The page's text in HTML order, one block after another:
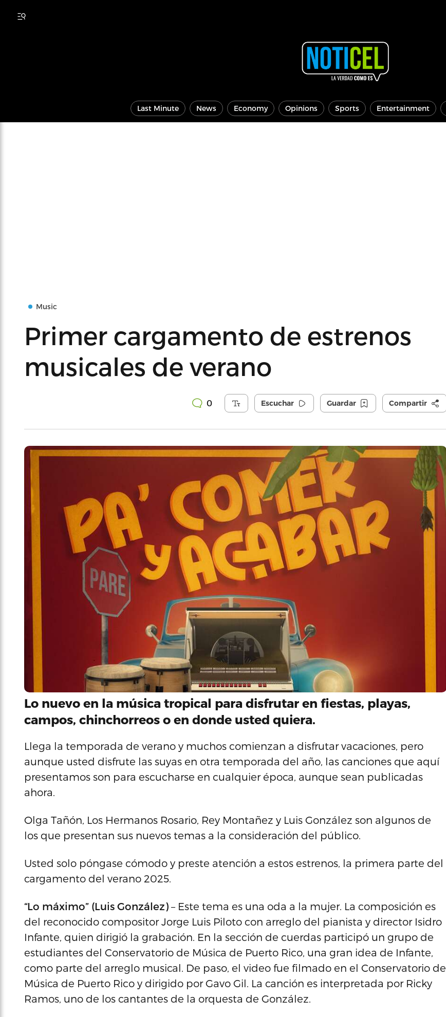
Last Minute News Economy Opinions Sports Entertainment
Music
Primer cargamento de estrenos
musicales de verano
0 Escuchar Guardar Compartir
Lo nuevo en la música tropical para disfrutar en fiestas, playas,
campos, chinchorreos o en donde usted quiera.
Llega la temporada de verano y muchos comienzan a disfrutar vacaciones, pero
aunque usted disfrute las suyas en otra temporada del año, las canciones que aquí
presentamos son para escucharse en cualquier época, aunque sean publicadas
ahora.
Olga Tañón, Los Hermanos Rosario, Rey Montañez y Luis González son algunos de
los que presentan sus nuevos temas a la consideración del público.
Usted solo póngase cómodo y preste atención a estos estrenos, la primera parte del
cargamento del verano 2025.
“Lo máximo” (Luis González) – Este tema es una oda a la mujer. La composición es
del reconocido compositor Jorge Luis Piloto con arreglo del pianista y director Isidro
Infante, quien dirigió la grabación. En la sección de cuerdas participó un grupo de
estudiantes del Conservatorio de Música de Puerto Rico, una gran idea de Infante,
como parte del arreglo musical. De paso, el video fue filmado en el Conservatorio de
Música de Puerto Rico y dirigido por Gavo Gil. La canción es interpretada por Ricky
Ramos, uno de los cantantes de la orquesta de González.